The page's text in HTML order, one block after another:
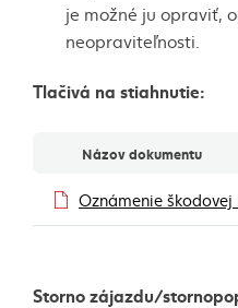
je možné ju opraviť,
neopraviteľnosti.
Tlačivá na stiahnutie:
DokumentyNázov dokumentu
Oznámenie
Storno zájazdu/